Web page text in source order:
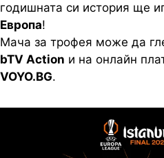
годишната си история ще
Европа!
Мача за трофея може да
bTV Action и на онлайн
VOYO.BG.